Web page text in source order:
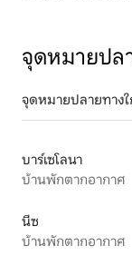
จุดหมายปล
จุดหมายปลายทาง
บาร์เซโลนา
บ้านพักตากอากาศ
นีซ
บ้านพักตากอากาศ